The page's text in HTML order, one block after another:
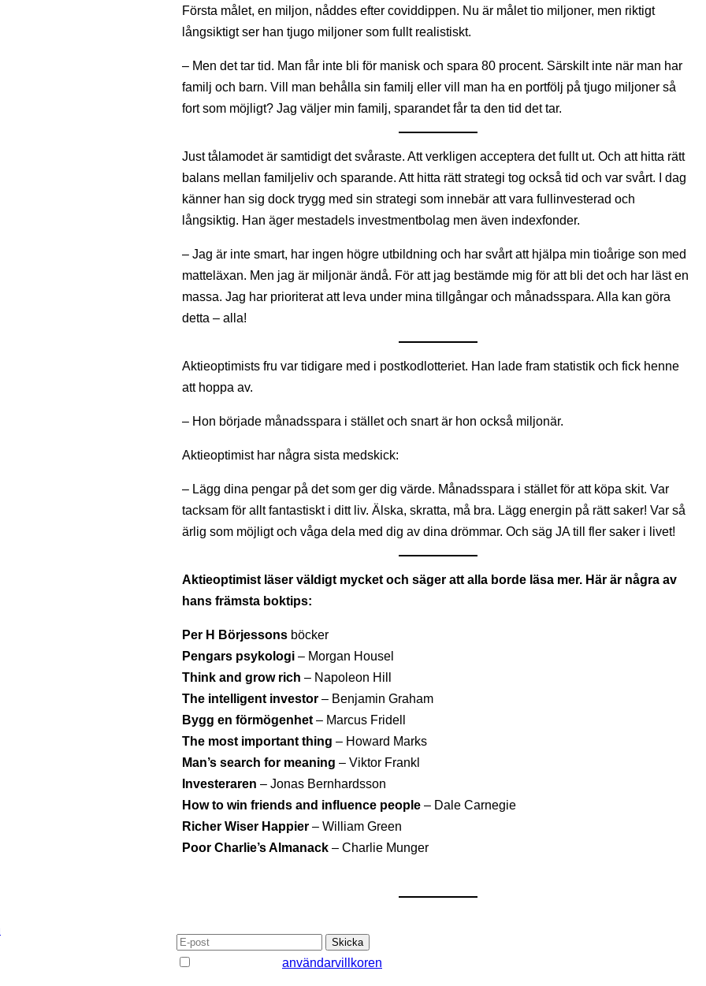
Första målet, en miljon, nåddes efter coviddippen. Nu är målet tio miljoner, men riktigt
långsiktigt ser han tjugo miljoner som fullt realistiskt.
– Men det tar tid. Man får inte bli för manisk och spara 80 procent. Särskilt inte när man har
familj och barn. Vill man behålla sin familj eller vill man ha en portfölj på tjugo miljoner så
fort som möjligt? Jag väljer min familj, sparandet får ta den tid det tar.
Just tålamodet är samtidigt det svåraste. Att verkligen acceptera det fullt ut. Och att hitta rätt
balans mellan familjeliv och sparande. Att hitta rätt strategi tog också tid och var svårt. I dag
känner han sig dock trygg med sin strategi som innebär att vara fullinvesterad och
långsiktig. Han äger mestadels investmentbolag men även indexfonder.
– Jag är inte smart, har ingen högre utbildning och har svårt att hjälpa min tioårige son med
matteläxan. Men jag är miljonär ändå. För att jag bestämde mig för att bli det och har läst en
massa. Jag har prioriterat att leva under mina tillgångar och månadsspara. Alla kan göra
detta – alla!
Aktieoptimists fru var tidigare med i postkodlotteriet. Han lade fram statistik och fick henne
att hoppa av.
– Hon började månadsspara i stället och snart är hon också miljonär.
Aktieoptimist har några sista medskick:
– Lägg dina pengar på det som ger dig värde. Månadsspara i stället för att köpa skit. Var
tacksam för allt fantastiskt i ditt liv. Älska, skratta, må bra. Lägg energin på rätt saker! Var så
ärlig som möjligt och våga dela med dig av dina drömmar. Och säg JA till fler saker i livet!
Aktieoptimist läser väldigt mycket och säger att alla borde läsa mer. Här är några av
hans främsta boktips:
Per H Börjessons böcker
Pengars psykologi – Morgan Housel
Think and grow rich– Napoleon Hill
The intelligent investor – Benjamin Graham
Bygg en förmögenhet– Marcus Fridell
The most important thing – Howard Marks
Man’s search for meaning– Viktor Frankl
Investeraren – Jonas Bernhardsson
How to win friends and influence people – Dale Carnegie
Richer Wiser Happier – William Green
Poor Charlie’s Almanack– Charlie Munger
användarvillkoren